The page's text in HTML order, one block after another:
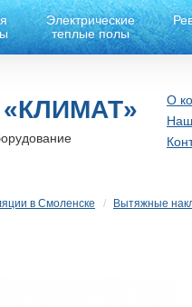
Электрические
теплые полы
«КЛИМАТ»
О
в Смоленске Вытяжные